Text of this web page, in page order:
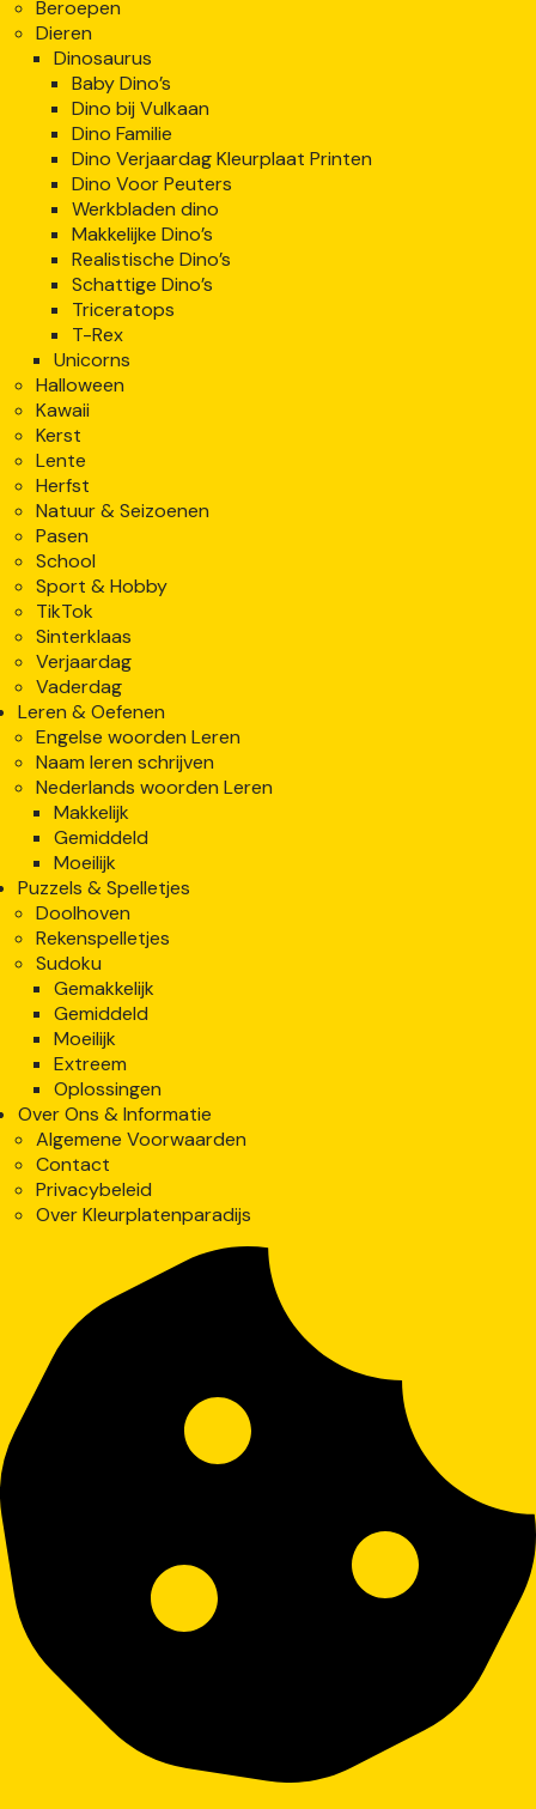
Beroepen
Dieren
Dinosaurus
Baby Dino’s
Dino bij Vulkaan
Dino Familie
Dino Verjaardag Kleurplaat Printen
Dino Voor Peuters
Werkbladen dino
Makkelijke Dino’s
Realistische Dino’s
Schattige Dino’s
Triceratops
T-Rex
Unicorns
Halloween
Kawaii
Kerst
Lente
Herfst
Natuur & Seizoenen
Pasen
School
Sport & Hobby
TikTok
Sinterklaas
Verjaardag
Vaderdag
Leren & Oefenen
Engelse woorden Leren
Naam leren schrijven
Nederlands woorden Leren
Makkelijk
Gemiddeld
Moeilijk
Puzzels & Spelletjes
Doolhoven
Rekenspelletjes
Sudoku
Gemakkelijk
Gemiddeld
Moeilijk
Extreem
Oplossingen
Over Ons & Informatie
Algemene Voorwaarden
Contact
Privacybeleid
Over Kleurplatenparadijs